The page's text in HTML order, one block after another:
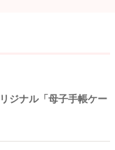
ジナル「母子手帳ケー